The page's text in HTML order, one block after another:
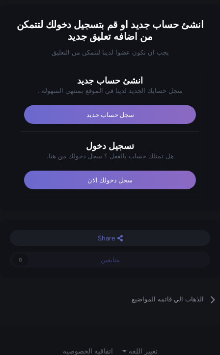
انشئ حساب جديد او قم بتسجيل دخولك لتتمكن
من اضافه تعليق جديد
يجب ان تكون عضوا لدينا لتتمكن من التعليق
انشئ حساب جديد
سجل حسابك الجديد لدينا في الموقع بمنتهي السهوله .
سجل حساب جديد
تسجيل دخول
هل تمتلك حساب بالفعل ؟ سجل دخولك من هنا.
سجل دخولك الان
Share
متابعين 0
الذهاب الي قائمه المواضيع
تغيير اللغه اتفاقيه الخصوصيه